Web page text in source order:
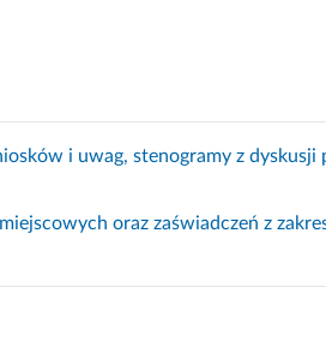
i uwag, stenogramy z dyskusji
oraz zaświadczeń z